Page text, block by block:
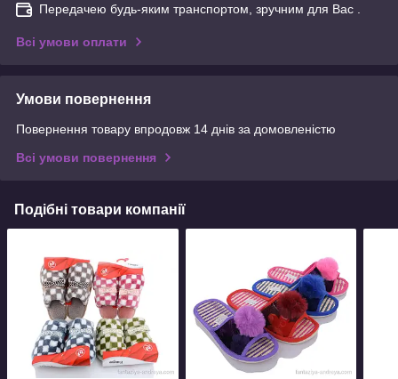
Передачею будь-яким транспортом, зручним для Вас .
Всі умови оплати
Умови повернення
Повернення товару впродовж 14 днів за домовленістю
Всі умови повернення
Подібні товари компанії